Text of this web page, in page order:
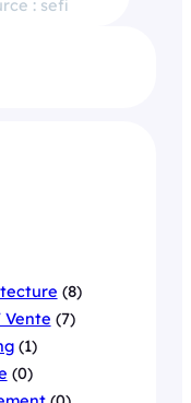
: sefi
(8)
(7)
(1)
(0)